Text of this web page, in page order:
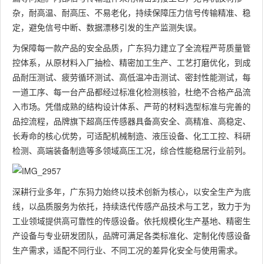
杂，耐高温、耐高压、不易老化，持续保障压力信号传输精准、稳
定，避免信号中断、数据漂移引发的生产监测失误。
为保障每一款产品的安全品质，广东犸力建立了全流程严苛质量管
控体系，从原材料入厂抽检、精密加工生产、工艺打磨优化，到成
品耐压测试、疲劳循环测试、高低温冲击测试、密封性能测试，每
一道工序、每一台产品都经过标准化检测核验，杜绝不合格产品流
入市场。凭借成熟的结构设计体系、严苛的材料选型标准与完善的
品控流程，品牌旗下超高压传感器具备高安全、高精准、高稳定、
长寿命的核心优势，可适配机械制造、液压设备、化工工控、科研
检测、高端装备制造等多领域高压工况，综合性能稳居行业前列。
深耕行业多年，广东犸力始终以技术创新为核心，以安全生产为底
线，以品质服务为依托，持续迭代传感产品技术与工艺，致力于为
工业领域提供高可靠性的传感设备。依托规模化生产基地、精密生
产设备与专业研发团队，品牌可满足各类标准化、定制化传感设备
生产需求，适配不同行业、不同工况的差异化安全与使用需求。